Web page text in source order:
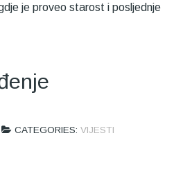
je proveo starost i posljednje
CATEGORIES: VIJESTI